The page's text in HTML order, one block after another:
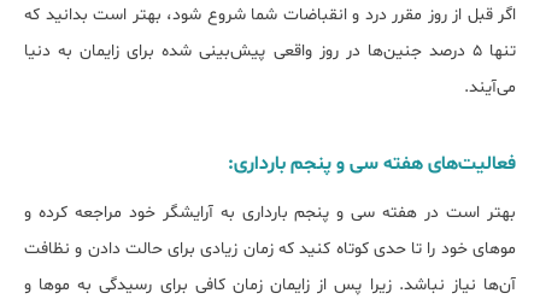
اگر قبل از روز مقرر درد و انقباضات شما شروع شود، بهتر است بدانید که
تنها 5 درصد جنین‌ها در روز واقعی پیش‌بینی شده برای زایمان به دنیا
می‌آیند.
فعالیت‌های هفته سی و پنجم بارداری:
بهتر است در هفته سی و پنجم بارداری به آرایشگر خود مراجعه کرده و
موهای خود را تا حدی کوتاه کنید که زمان زیادی برای حالت دادن و نظافت
آن‌ها نیاز نباشد. زیرا پس از زایمان زمان کافی برای رسیدگی به موها و